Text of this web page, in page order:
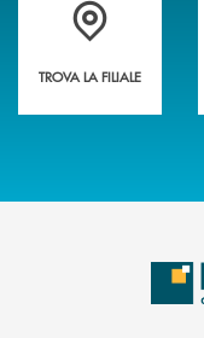
TROVA LA FILIALE